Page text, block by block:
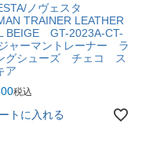
ノヴェスタ
TRAINER LEATHER
BEIGE GT-2023A-CT-
ャーマントレーナー ラ
グシューズ チェコ ス
ア
税込
トに入れる